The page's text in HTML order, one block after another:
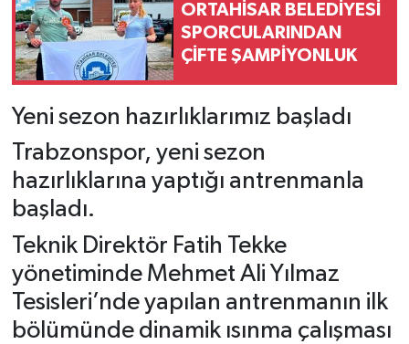
ORTAHİSAR BELEDİYESİ
SPORCULARINDAN
ÇİFTE ŞAMPİYONLUK
Yeni sezon hazırlıklarımız başladı
Trabzonspor, yeni sezon
hazırlıklarına yaptığı antrenmanla
başladı.
Teknik Direktör Fatih Tekke
yönetiminde Mehmet Ali Yılmaz
Tesisleri’nde yapılan antrenmanın ilk
bölümünde dinamik ısınma çalışması